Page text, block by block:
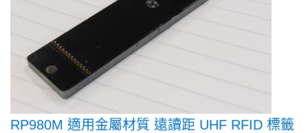
RP980M 適用金屬材質 遠讀距 UHF RFID 標籤